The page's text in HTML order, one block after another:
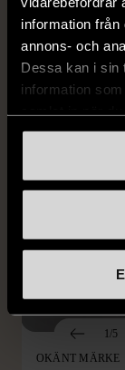
information från
annons- och
Dessa kan i sin
information
1/5
OKÄNT MÄRKE
Blå minigryta
Gott skick
1/5
OKÄNT MÄRKE